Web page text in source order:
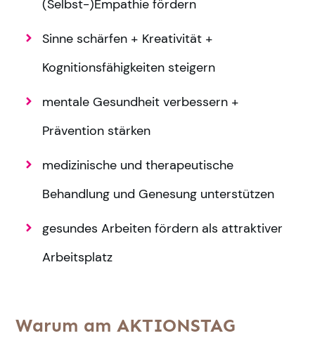
(Selbst-)Empathie fördern
Sinne schärfen + Kreativität +
Kognitionsfähigkeiten steigern
mentale Gesundheit verbessern +
Prävention stärken
medizinische und therapeutische
Behandlung und Genesung unterstützen
gesundes Arbeiten fördern als attraktiver
Arbeitsplatz
Warum am AKTIONSTAG